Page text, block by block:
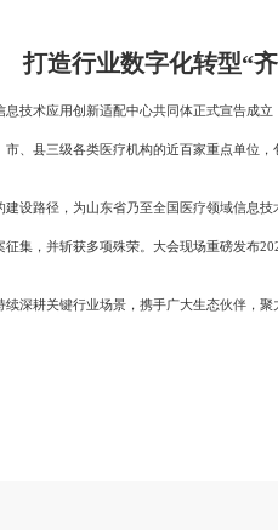
打造行业数字化转型“
技术应用创新适配中心共同体正式宣告成
、县三级各类医疗机构的近百家重点单位
设路径，为山东省乃至全国医疗领域信息
集，并斩获多项殊荣。大会现场重磅发布
深耕关键行业场景，携手广大生态伙伴，